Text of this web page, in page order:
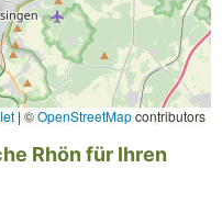
| ©OpenStreetMapcontributors
Rhön für Ihren